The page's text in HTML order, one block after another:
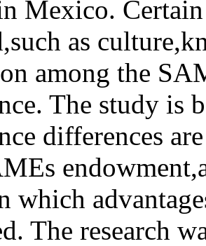
Mexico.
as
among the
The study is
differences
which
The research